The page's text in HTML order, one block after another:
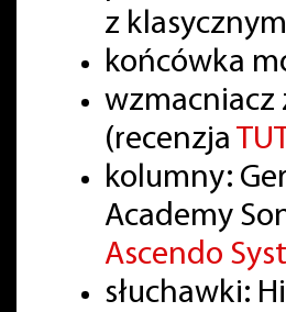
z
końcówka
wzmacniacz
(recenzja
kolumny:
Academy
Ascendo
słuchawki: